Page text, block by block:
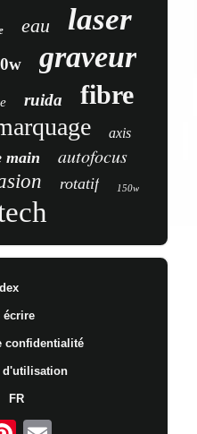
eau laser
graveur
ruida fibre
axis
main autofocus
rotatif 150w
écrire
confidentialité
d'utilisation
FR